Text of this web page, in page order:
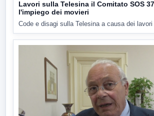
Lavori sulla Telesina il Comitato SOS
l'impiego dei movieri
Code e disagi sulla Telesina a causa dei lavori